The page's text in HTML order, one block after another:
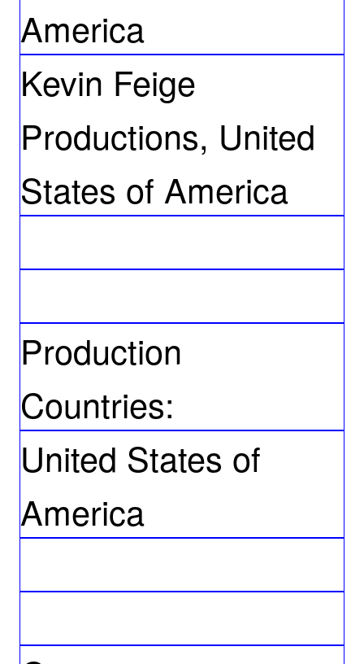
America
Kevin Feige
Productions, United
States of America
Production
Countries:
United States of
America